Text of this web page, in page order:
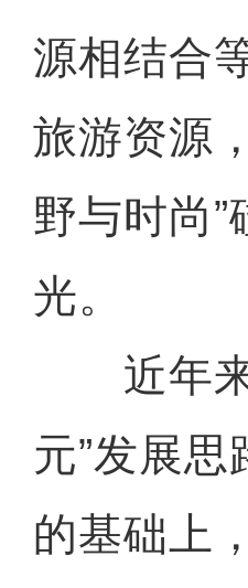
源相结合
旅游资源
野与时尚
光。
近年来
元”发展
的基础上